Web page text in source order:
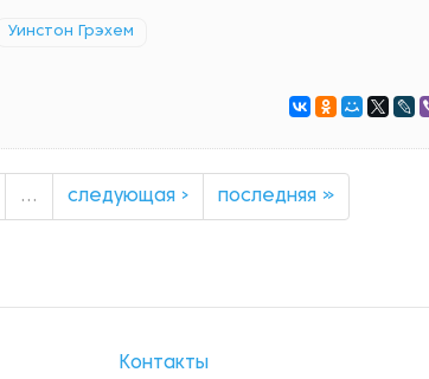
Уинстон Грэхем
… следующая › последняя »
Контакты